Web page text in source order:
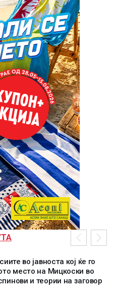
во јавноста кој ќе го
место на Мицкоски во
и теории на заговор